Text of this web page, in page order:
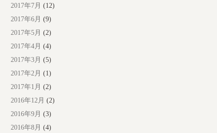
2017年7月 (12)
2017年6月 (9)
2017年5月 (2)
2017年4月 (4)
2017年3月 (5)
2017年2月 (1)
2017年1月 (2)
2016年12月 (2)
2016年9月 (3)
2016年8月 (4)